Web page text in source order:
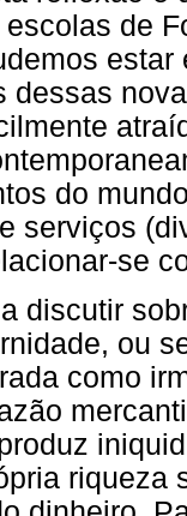
de
dessas
do
serviços
se
discutir
ou
como
riqueza